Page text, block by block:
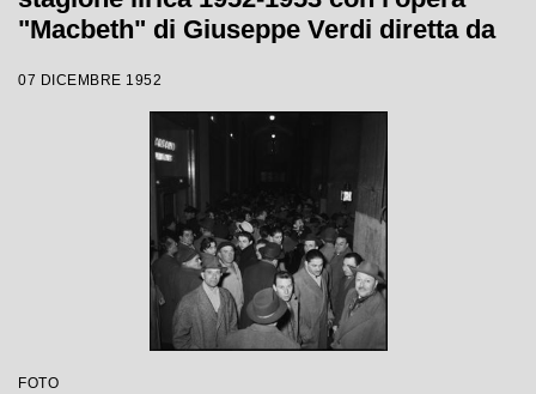
"Macbeth" di Giuseppe Verdi diretta da
Ebert
07 DICEMBRE 1952
FOTO